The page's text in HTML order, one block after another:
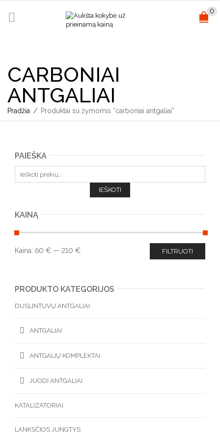
0
CARBONIAI
ANTGALIAI
Pradžia / Produktai su žymomis “carboniai antgaliai”
PAIEŠKA
IEŠKOTI
KAINĄ
FILTRUOTI
Kaina: 60 € — 210 €
PRODUKTO KATEGORIJOS
DUSLINTUVŲ ANTGALIAI
ANTGALIAI
ANTGALIŲ KOMPLEKTAI
JUODI ANTGALIAI
KATALIZATORIAI
LANKSČIOS JUNGTYS